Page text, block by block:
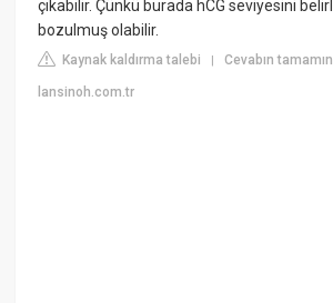
çıkabilir. Çünkü burada hCG seviyesini
bozulmuş olabilir.
Kaynak kaldırma talebi |Cevabın
lansinoh.com.tr